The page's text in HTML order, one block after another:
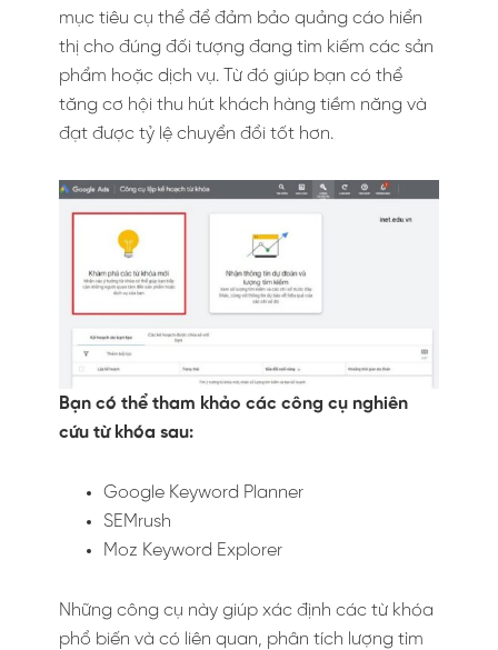
mục tiêu cụ thể để đảm bảo quảng cáo hiển
thị cho đúng đối tượng đang tìm kiếm các sản
phẩm hoặc dịch vụ. Từ đó giúp bạn có thể
tăng cơ hội thu hút khách hàng tiềm năng và
đạt được tỷ lệ chuyển đổi tốt hơn.
Bạn có thể tham khảo các công cụ nghiên
cứu từ khóa sau:
Google Keyword Planner
SEMrush
Moz Keyword Explorer
Những công cụ này giúp xác định các từ khóa
phổ biến và có liên quan, phân tích lượng tìm